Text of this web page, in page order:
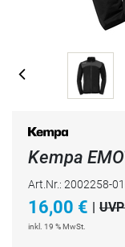
Kempa
Art.Nr.: 2002258-
16,00 € |
inkl. 19 % MwSt.